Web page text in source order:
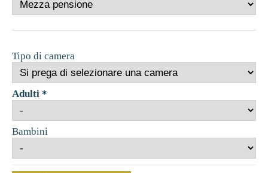
Tipo di camera
Adulti *
Bambini